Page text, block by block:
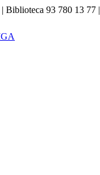
Biblioteca 93 780 13 77 |